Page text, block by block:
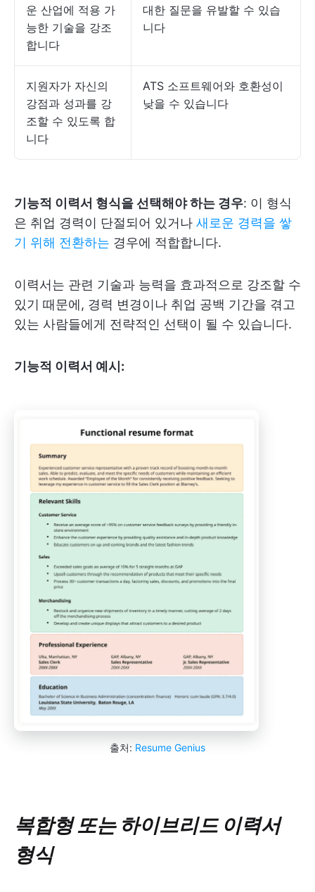
운 산업에 적용 가
능한 기술을 강조
합니다
대한 질문을 유발할 수 있습
니다
지원자가 자신의
강점과 성과를 강
조할 수 있도록 합
니다
ATS 소프트웨어와 호환성이
낮을 수 있습니다
기능적 이력서 형식을 선택해야 하는 경우: 이 형식
은 취업 경력이 단절되어 있거나 새로운 경력을 쌓
기 위해 전환하는 경우에 적합합니다.
이력서는 관련 기술과 능력을 효과적으로 강조할 수
있기 때문에, 경력 변경이나 취업 공백 기간을 겪고
있는 사람들에게 전략적인 선택이 될 수 있습니다.
기능적 이력서 예시:
출처: Resume Genius
복합형 또는 하이브리드 이력서
형식